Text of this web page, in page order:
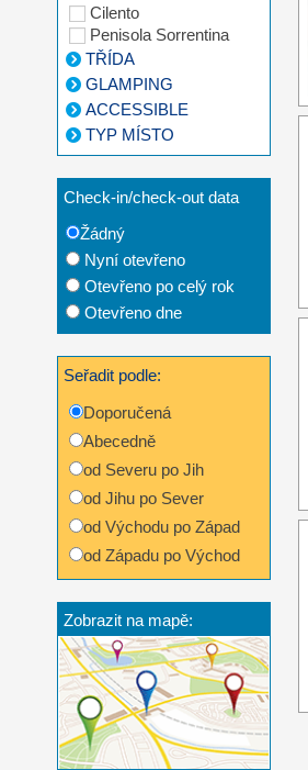
Cilento
Penisola Sorrentina
TŘÍDA
GLAMPING
ACCESSIBLE
TYP MÍSTO
Check-in/check-out data
Žádný
Nyní otevřeno
Otevřeno po celý rok
Otevřeno dne
Seřadit podle:
Doporučená
Abecedně
od Severu po Jih
od Jihu po Sever
od Východu po Západ
od Západu po Východ
Zobrazit na mapě: